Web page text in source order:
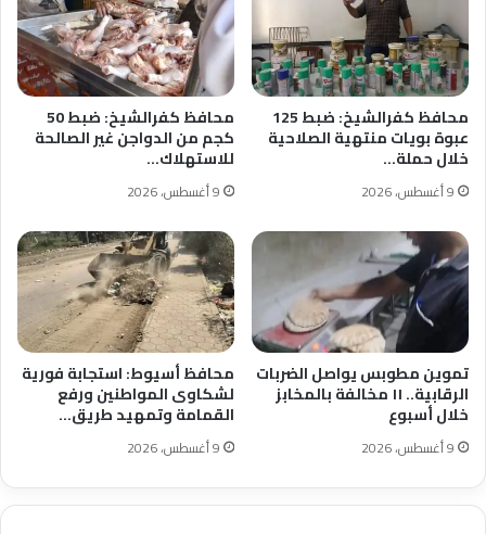
محافظ كفرالشيخ: ضبط 125
عبوة بويات منتهية الصلاحية
خلال حملة…
9 أغسطس، 2026
محافظ كفرالشيخ: ضبط 50
كجم من الدواجن غير الصالحة
للاستهلاك…
9 أغسطس، 2026
تموين مطوبس يواصل الضربات
الرقابية.. ١١ مخالفة بالمخابز
خلال أسبوع
9 أغسطس، 2026
محافظ أسيوط: استجابة فورية
لشكاوى المواطنين ورفع
القمامة وتمهيد طريق…
9 أغسطس، 2026